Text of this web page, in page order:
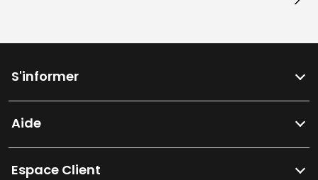
S'informer
Aide
Espace Client